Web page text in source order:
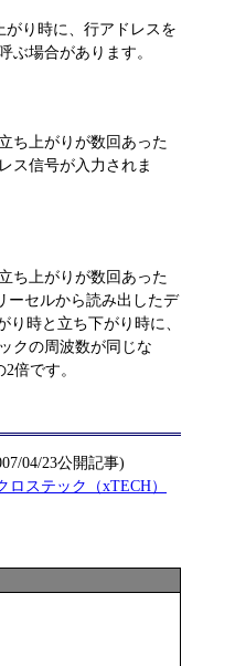
がり時に、行アドレスを
ぶ場合があります。
ち上がりが数回あった
ス信号が入力されま
ち上がりが数回あった
ーセルから読み出したデ
時と立ち下がり時に、
クの周波数が同じな
倍です。
04/23公開記事)
ステック（xTECH）